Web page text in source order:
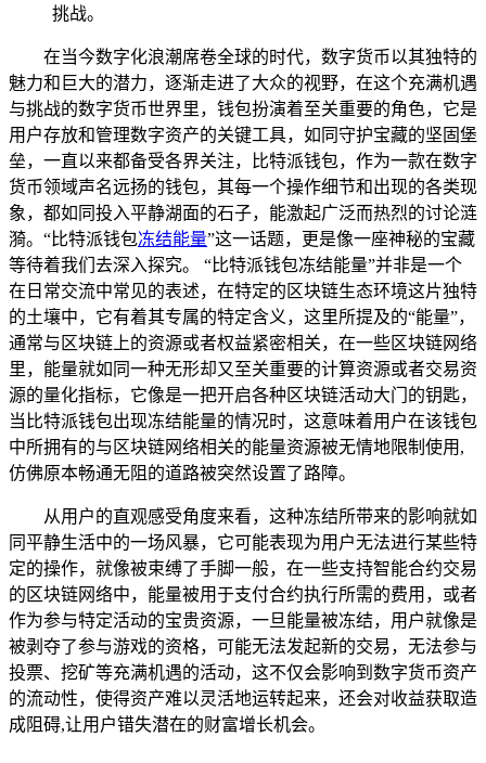
挑战。
在当今数字化浪潮席卷全球的时代，数字货币以其独特的
魅力和巨大的潜力，逐渐走进了大众的视野，在这个充满机遇
与挑战的数字货币世界里，钱包扮演着至关重要的角色，它是
用户存放和管理数字资产的关键工具，如同守护宝藏的坚固堡
垒，一直以来都备受各界关注，比特派钱包，作为一款在数字
货币领域声名远扬的钱包，其每一个操作细节和出现的各类现
象，都如同投入平静湖面的石子，能激起广泛而热烈的讨论涟
漪。“比特派钱包冻结能量”这一话题，更是像一座神秘的宝藏
等待着我们去深入探究。 “比特派钱包冻结能量”并非是一个
在日常交流中常见的表述，在特定的区块链生态环境这片独特
的土壤中，它有着其专属的特定含义，这里所提及的“能量”，
通常与区块链上的资源或者权益紧密相关，在一些区块链网络
里，能量就如同一种无形却又至关重要的计算资源或者交易资
源的量化指标，它像是一把开启各种区块链活动大门的钥匙，
当比特派钱包出现冻结能量的情况时，这意味着用户在该钱包
中所拥有的与区块链网络相关的能量资源被无情地限制使用,
仿佛原本畅通无阻的道路被突然设置了路障。
从用户的直观感受角度来看，这种冻结所带来的影响就如
同平静生活中的一场风暴，它可能表现为用户无法进行某些特
定的操作，就像被束缚了手脚一般，在一些支持智能合约交易
的区块链网络中，能量被用于支付合约执行所需的费用，或者
作为参与特定活动的宝贵资源，一旦能量被冻结，用户就像是
被剥夺了参与游戏的资格，可能无法发起新的交易，无法参与
投票、挖矿等充满机遇的活动，这不仅会影响到数字货币资产
的流动性，使得资产难以灵活地运转起来，还会对收益获取造
成阻碍,让用户错失潜在的财富增长机会。